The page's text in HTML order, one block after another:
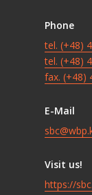
Phone
tel. (+48)
tel. (+48)
fax. (+48)
E-Mail
Visit us!
https://